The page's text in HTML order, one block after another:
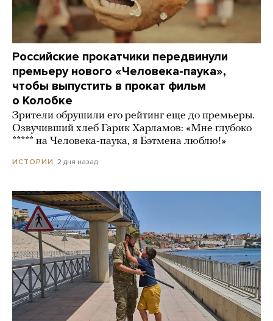
Российские прокатчики передвинули
премьеру нового «Человека-паука»,
чтобы выпустить в прокат фильм
о Колобке
Зрители обрушили его рейтинг еще до премьеры.
Озвучивший хлеб Гарик Харламов: «Мне глубоко
***** на Человека-паука, я Бэтмена люблю!»
ИСТОРИИ 2 дня назад